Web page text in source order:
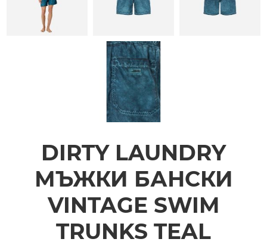
DIRTY LAUNDRY
МЪЖКИ БАНСКИ
VINTAGE SWIM
TRUNKS TEAL